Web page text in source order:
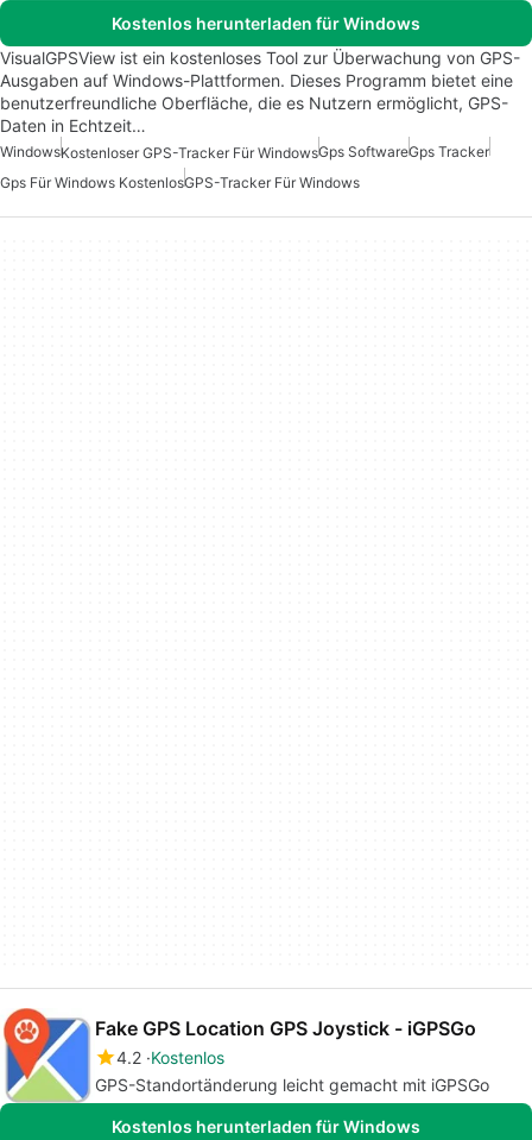
Kostenlos herunterladen für Windows
VisualGPSView ist ein kostenloses Tool zur Überwachung von GPS-
Ausgaben auf Windows-Plattformen. Dieses Programm bietet eine
benutzerfreundliche Oberfläche, die es Nutzern ermöglicht, GPS-
Daten in Echtzeit…
WindowsKostenloser GPS-Tracker Für WindowsGps SoftwareGps Tracker
Gps Für Windows KostenlosGPS-Tracker Für Windows
Fake GPS Location GPS Joystick - iGPSGo
4.2 Kostenlos
GPS-Standortänderung leicht gemacht mit iGPSGo
Kostenlos herunterladen für Windows